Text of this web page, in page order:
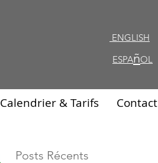
Calendrier & Tarifs Contact
ENGLISH
ESPAñOL
Posts Récents